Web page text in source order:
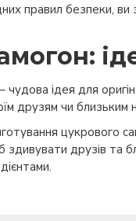
правил безпеки,
чудова ідея для
друзям чи близьким
цукрового
здивувати друзів та